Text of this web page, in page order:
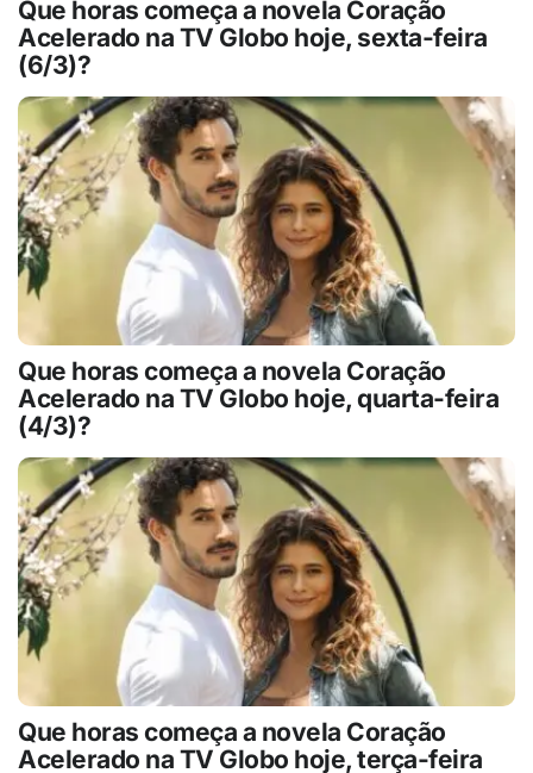
Que horas começa a novela Coração
Acelerado na TV Globo hoje, sexta-feira
(6/3)?
Que horas começa a novela Coração
Acelerado na TV Globo hoje, quarta-feira
(4/3)?
Que horas começa a novela Coração
Acelerado na TV Globo hoje, terça-feira